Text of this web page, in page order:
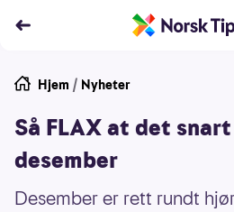
Hjem / Nyheter
Så FLAX at det
desember
Desember er rett rundt